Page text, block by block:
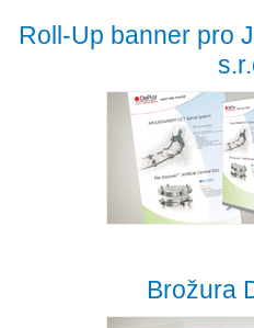
Roll-Up banner pro
Brožura